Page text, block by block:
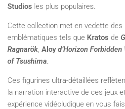
Studios les plus populaires.
Cette collection met en vedette des
emblématiques tels que Kratos de
Ragnarök Aloy d’Horizon Forbidden
of Tsushima
Ces figurines ultra-détaillées
la narration interactive de ces jeux
expérience vidéoludique en vous